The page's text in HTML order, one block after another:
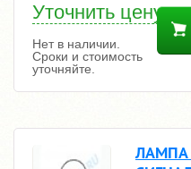
Уточнить цену
Нет в наличии.
Сроки и стоимость
уточняйте.
ЛАМПА